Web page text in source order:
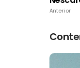
Anterior